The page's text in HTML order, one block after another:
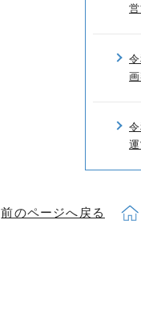
前のページへ戻る